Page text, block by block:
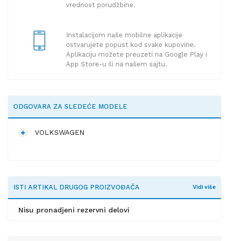
vrednost porudžbine.
Instalacijom naše mobilne aplikacije
ostvarujete popust kod svake kupovine.
Aplikaciju možete preuzeti na Google Play i
App Store-u ili na našem sajtu.
ODGOVARA ZA SLEDEĆE MODELE
VOLKSWAGEN
ISTI ARTIKAL DRUGOG PROIZVOĐAČA Vidi više
Nisu pronadjeni rezervni delovi